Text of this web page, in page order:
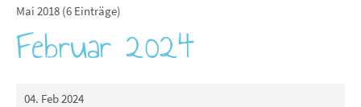
Mai 2018 (6 Einträge)
Februar 2024
04. Feb 2024